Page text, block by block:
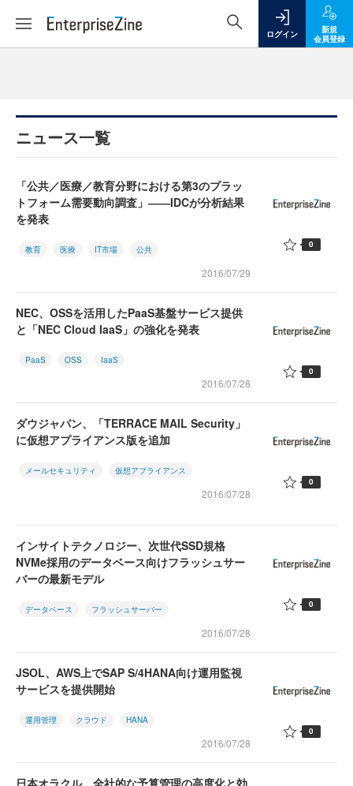
ログイン
新規
会員登録
ニュース一覧
「公共／医療／教育分野における第3のプラッ
トフォーム需要動向調査」――IDCが分析結果
を発表
教育 医療 IT市場 公共
2016/07/29
0
NEC、OSSを活用したPaaS基盤サービス提供
と「NEC Cloud IaaS」の強化を発表
PaaS OSS IaaS
2016/07/28
0
ダウジャパン、「TERRACE MAIL Security」
に仮想アプライアンス版を追加
メールセキュリティ 仮想アプライアンス
2016/07/28
0
インサイトテクノロジー、次世代SSD規格
NVMe採用のデータベース向けフラッシュサー
バーの最新モデル
データベース フラッシュサーバー
2016/07/28
0
JSOL、AWS上でSAP S/4HANA向け運用監視
サービスを提供開始
運用管理 クラウド HANA
2016/07/28
0
日本オラクル、全社的な予算管理の高度化と効